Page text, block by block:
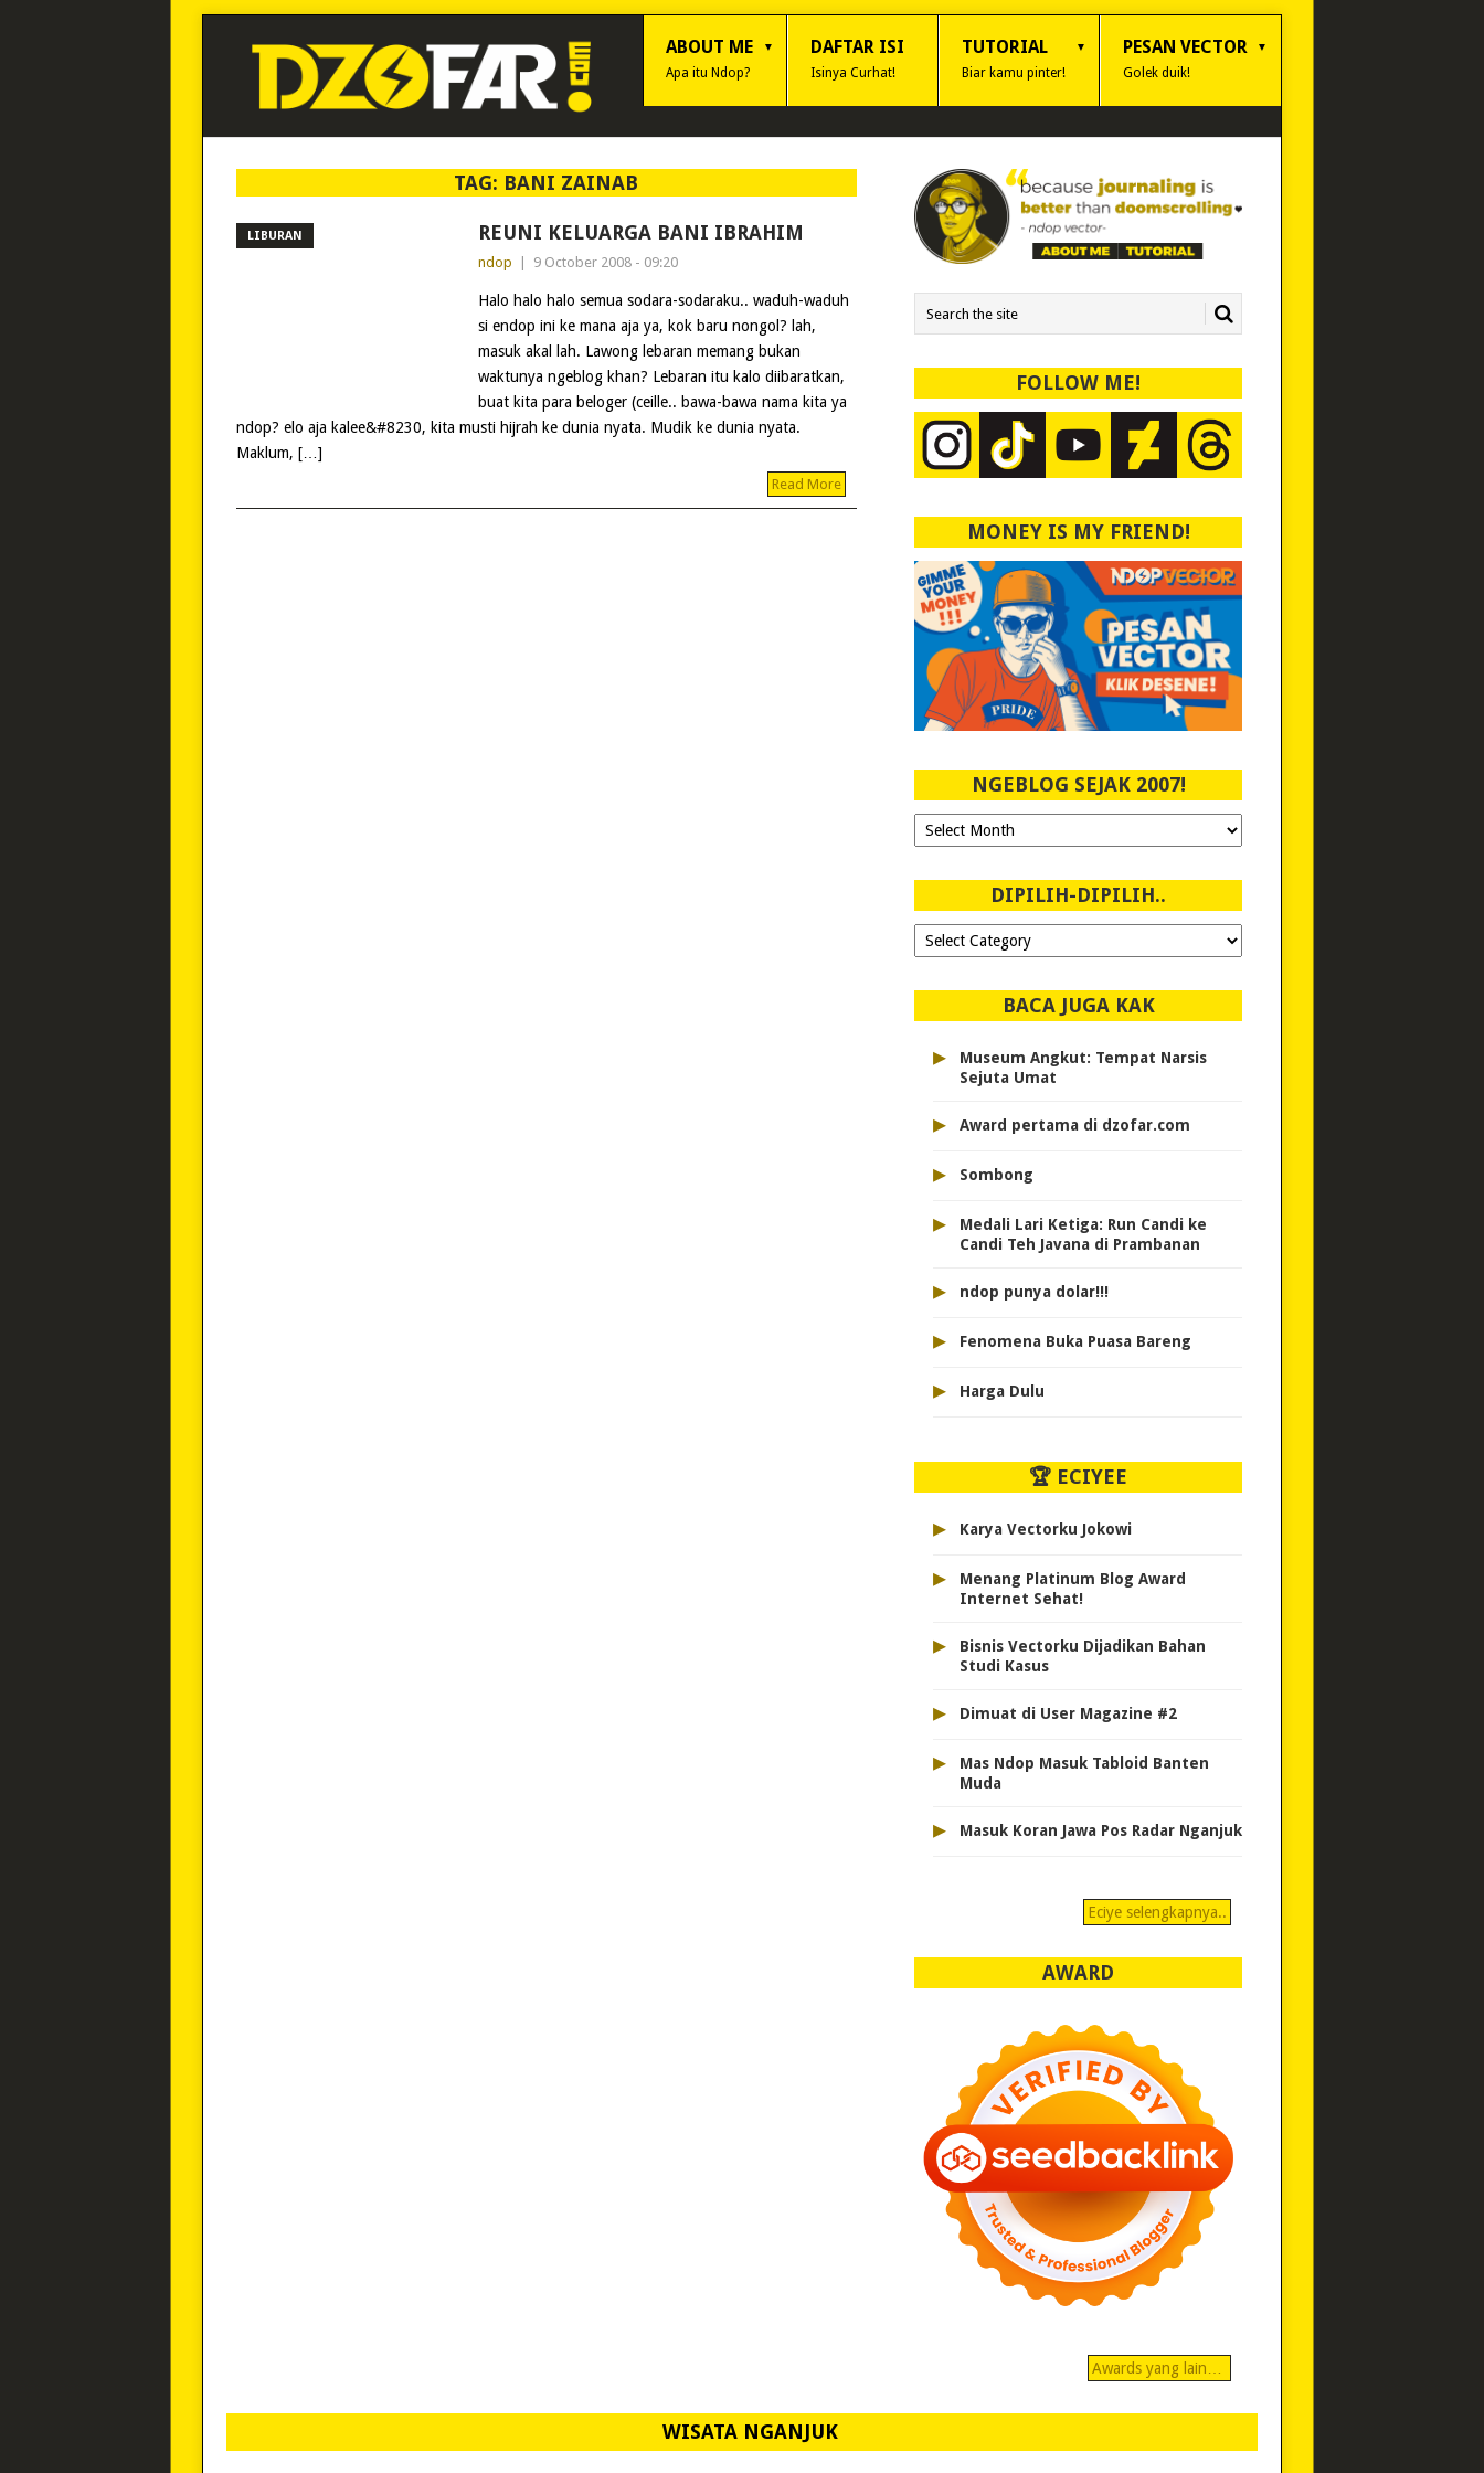
ABOUT ME
Apa itu Ndop?
DAFTAR ISI
Isinya Curhat!
TUTORIAL
Biar kamu pinter!
PESAN VECTOR
Golek duik!
TAG: BANI ZAINAB
LIBURAN REUNI KELUARGA BANI IBRAHIM
ndop 9 October 2008 - 09:20
Halo halo halo semua sodara-sodaraku.. waduh-waduh
si endop ini ke mana aja ya, kok baru nongol? lah,
masuk akal lah. Lawong lebaran memang bukan
waktunya ngeblog khan? Lebaran itu kalo diibaratkan,
buat kita para beloger (ceille.. bawa-bawa nama kita ya
ndop? elo aja kalee&#8230, kita musti hijrah ke dunia nyata. Mudik ke dunia nyata.
Maklum, […]
Read More
FOLLOW ME!
MONEY IS MY FRIEND!
NGEBLOG SEJAK 2007!
Ngeblog
Sejak
DIPILIH-DIPILIH..
Dipilih-
dipilih..
BACA JUGA KAK
▸
Museum Angkut: Tempat Narsis
Sejuta Umat
▸ Award pertama di dzofar.com
▸ Sombong
▸
Medali Lari Ketiga: Run Candi ke
Candi Teh Javana di Prambanan
▸ ndop punya dolar!!!
▸ Fenomena Buka Puasa Bareng
▸ Harga Dulu
🏆 ECIYEE
▸ Karya Vectorku Jokowi
▸
Menang Platinum Blog Award
Internet Sehat!
▸
Bisnis Vectorku Dijadikan Bahan
Studi Kasus
▸ Dimuat di User Magazine #2
▸
Mas Ndop Masuk Tabloid Banten
Muda
▸ Masuk Koran Jawa Pos Radar Nganjuk
Eciye selengkapnya..
AWARD
Awards yang lain…
WISATA NGANJUK